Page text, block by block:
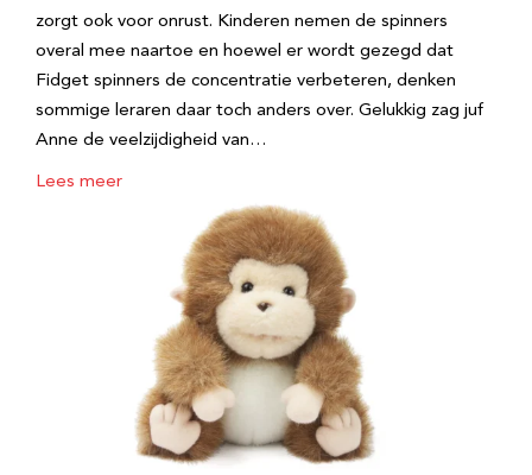
zorgt ook voor onrust. Kinderen nemen de spinners
overal mee naartoe en hoewel er wordt gezegd dat
Fidget spinners de concentratie verbeteren, denken
sommige leraren daar toch anders over. Gelukkig zag juf
Anne de veelzijdigheid van…
Lees meer